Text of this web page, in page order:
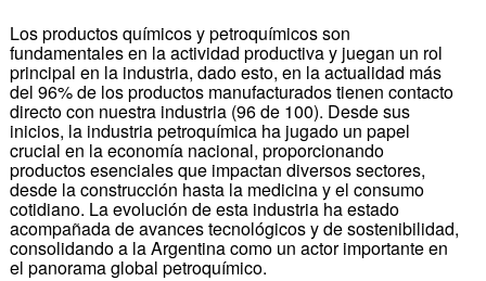
Los productos químicos y petroquímicos son
fundamentales en la actividad productiva y juegan un rol
principal en la industria, dado esto, en la actualidad más
del 96% de los productos manufacturados tienen contacto
directo con nuestra industria (96 de 100). Desde sus
inicios, la industria petroquímica ha jugado un papel
crucial en la economía nacional, proporcionando
productos esenciales que impactan diversos sectores,
desde la construcción hasta la medicina y el consumo
cotidiano. La evolución de esta industria ha estado
acompañada de avances tecnológicos y de sostenibilidad,
consolidando a la Argentina como un actor importante en
el panorama global petroquímico.